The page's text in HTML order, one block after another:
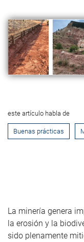
este artículo habla de
Buenas prácticas
La minería genera
la erosión y la
sido plenamente